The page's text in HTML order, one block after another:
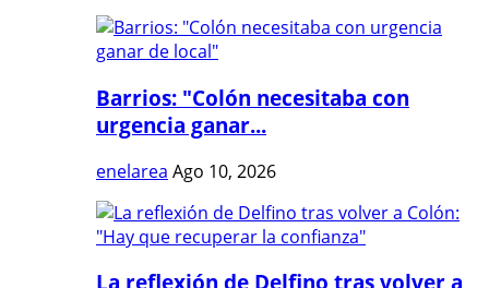
Barrios: "Colón necesitaba con
urgencia ganar...
enelarea Ago 10, 2026
La reflexión de Delfino tras volver a